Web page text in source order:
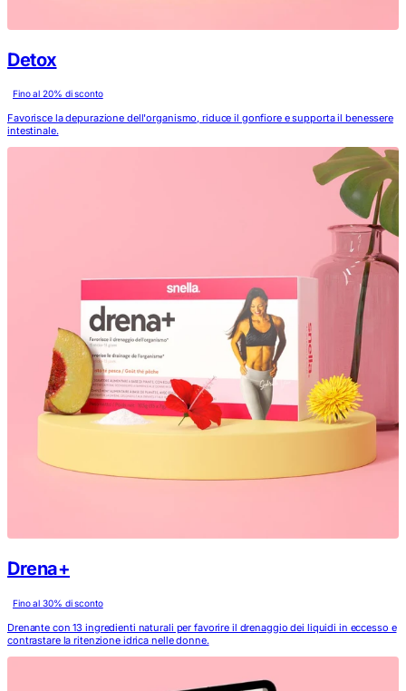
Detox
Fino al20% di sconto
Favorisce la depurazione dell'organismo, riduce il gonfiore e supporta il benessere
intestinale.
Drena+
Fino al30% di sconto
Drenante con 13 ingredienti naturali per favorire il drenaggio dei liquidi in eccesso e
contrastare la ritenzione idrica nelle donne.